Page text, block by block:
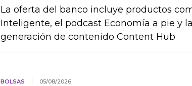
La oferta del banco incluye productos
Inteligente, el podcast Economía a pie y
generación de contenido Content Hub
BOLSAS 05/08/2026